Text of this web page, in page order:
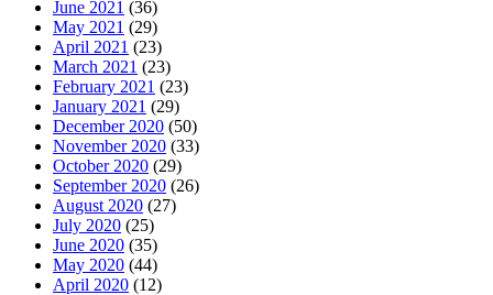
June 2021 (36)
May 2021 (29)
April 2021 (23)
March 2021 (23)
February 2021 (23)
January 2021 (29)
December 2020 (50)
November 2020 (33)
October 2020 (29)
September 2020 (26)
August 2020 (27)
July 2020 (25)
June 2020 (35)
May 2020 (44)
April 2020 (12)